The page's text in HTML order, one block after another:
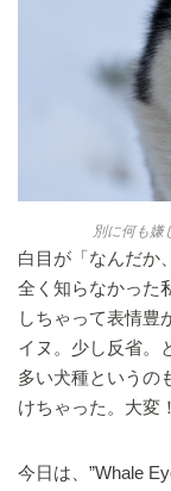
別に何も
白目が「なんだか
全く知らなかった
しちゃって表情豊
イヌ。少し反省。
多い犬種というの
けちゃった。大変
今日は、”Whale